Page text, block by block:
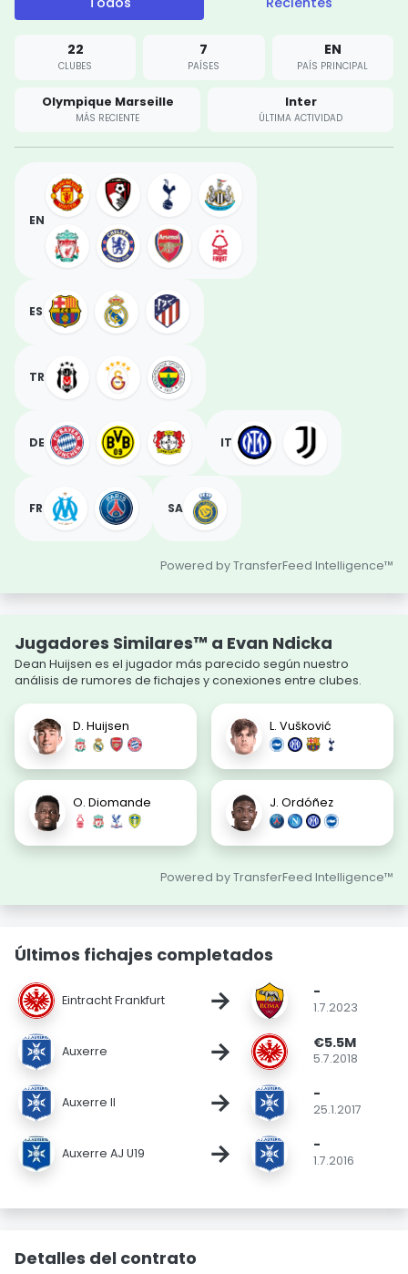
22
CLUBES
7
PAÍSES
EN
PAÍS PRINCIPAL
Olympique Marseille
MÁS RECIENTE
Inter
ÚLTIMA ACTIVIDAD
EN
ES
TR
DE IT
FR SA
Powered by TransferFeed Intelligence™
Jugadores Similares™ a Evan Ndicka
Dean Huijsen es el jugador más parecido según nuestro
análisis de rumores de fichajes y conexiones entre clubes.
D. Huijsen L. Vušković
O. Diomande J. Ordóñez
Powered by TransferFeed Intelligence™
Últimos fichajes completados
Eintracht Frankfurt → -
1.7.2023
Auxerre → €5.5M
5.7.2018
Auxerre II → -
25.1.2017
Auxerre AJ U19 → -
1.7.2016
Detalles del contrato